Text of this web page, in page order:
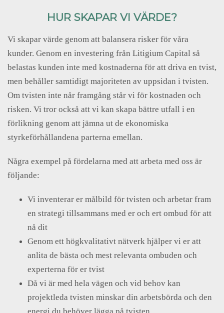
HUR SKAPAR VI VÄRDE?
Vi skapar värde genom att balansera risker för våra
kunder. Genom en investering från Litigium Capital så
belastas kunden inte med kostnaderna för att driva en tvist,
men behåller samtidigt majoriteten av uppsidan i tvisten.
Om tvisten inte når framgång står vi för kostnaden och
risken. Vi tror också att vi kan skapa bättre utfall i en
förlikning genom att jämna ut de ekonomiska
styrkeförhållandena parterna emellan.
Några exempel på fördelarna med att arbeta med oss är
följande:
Vi inventerar er målbild för tvisten och arbetar fram
en strategi tillsammans med er och ert ombud för att
nå dit
Genom ett högkvalitativt nätverk hjälper vi er att
anlita de bästa och mest relevanta ombuden och
experterna för er tvist
Då vi är med hela vägen och vid behov kan
projektleda tvisten minskar din arbetsbörda och den